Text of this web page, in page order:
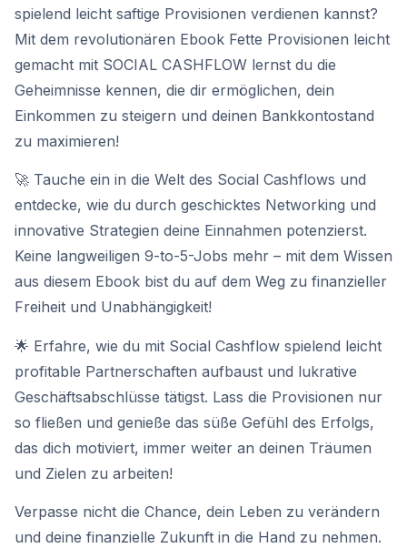
spielend leicht saftige Provisionen verdienen kannst?
Mit dem revolutionären Ebook Fette Provisionen leicht
gemacht mit SOCIAL CASHFLOW lernst du die
Geheimnisse kennen, die dir ermöglichen, dein
Einkommen zu steigern und deinen Bankkontostand
zu maximieren!
🚀 Tauche ein in die Welt des Social Cashflows und
entdecke, wie du durch geschicktes Networking und
innovative Strategien deine Einnahmen potenzierst.
Keine langweiligen 9-to-5-Jobs mehr – mit dem Wissen
aus diesem Ebook bist du auf dem Weg zu finanzieller
Freiheit und Unabhängigkeit!
🌟 Erfahre, wie du mit Social Cashflow spielend leicht
profitable Partnerschaften aufbaust und lukrative
Geschäftsabschlüsse tätigst. Lass die Provisionen nur
so fließen und genieße das süße Gefühl des Erfolgs,
das dich motiviert, immer weiter an deinen Träumen
und Zielen zu arbeiten!
Verpasse nicht die Chance, dein Leben zu verändern
und deine finanzielle Zukunft in die Hand zu nehmen.